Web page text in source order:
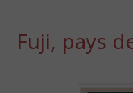
Fuji, pays